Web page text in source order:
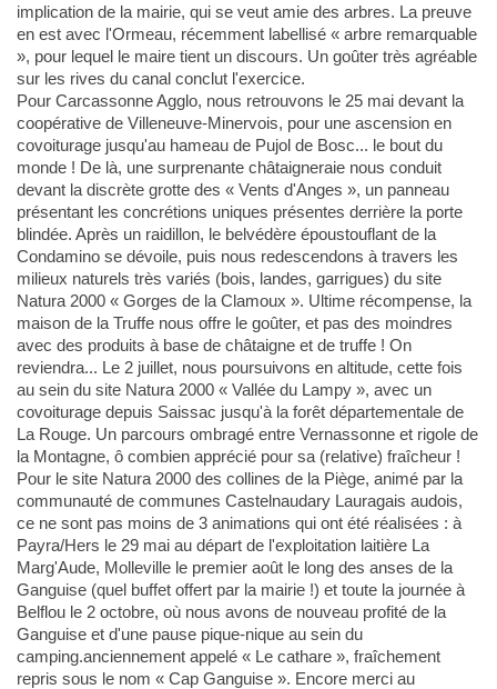
implication de la mairie, qui se veut amie des arbres. La preuve
en est avec l'Ormeau, récemment labellisé « arbre remarquable
», pour lequel le maire tient un discours. Un goûter très agréable
sur les rives du canal conclut l'exercice.
Pour Carcassonne Agglo, nous retrouvons le 25 mai devant la
coopérative de Villeneuve-Minervois, pour une ascension en
covoiturage jusqu'au hameau de Pujol de Bosc... le bout du
monde ! De là, une surprenante châtaigneraie nous conduit
devant la discrète grotte des « Vents d'Anges », un panneau
présentant les concrétions uniques présentes derrière la porte
blindée. Après un raidillon, le belvédère époustouflant de la
Condamino se dévoile, puis nous redescendons à travers les
milieux naturels très variés (bois, landes, garrigues) du site
Natura 2000 « Gorges de la Clamoux ». Ultime récompense, la
maison de la Truffe nous offre le goûter, et pas des moindres
avec des produits à base de châtaigne et de truffe ! On
reviendra... Le 2 juillet, nous poursuivons en altitude, cette fois
au sein du site Natura 2000 « Vallée du Lampy », avec un
covoiturage depuis Saissac jusqu'à la forêt départementale de
La Rouge. Un parcours ombragé entre Vernassonne et rigole de
la Montagne, ô combien apprécié pour sa (relative) fraîcheur !
Pour le site Natura 2000 des collines de la Piège, animé par la
communauté de communes Castelnaudary Lauragais audois,
ce ne sont pas moins de 3 animations qui ont été réalisées : à
Payra/Hers le 29 mai au départ de l'exploitation laitière La
Marg'Aude, Molleville le premier août le long des anses de la
Ganguise (quel buffet offert par la mairie !) et toute la journée à
Belflou le 2 octobre, où nous avons de nouveau profité de la
Ganguise et d'une pause pique-nique au sein du
camping.anciennement appelé « Le cathare », fraîchement
repris sous le nom « Cap Ganguise ». Encore merci au